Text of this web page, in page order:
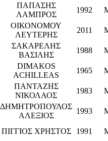
ΠΑΠΑΣΗΣ
ΛΑΜΠΡΟΣ
1992
ΟΙΚΟΝΟΜΟΥ
ΛΕΥΤΕΡΗΣ
2011
ΣΑΚΑΡΕΛΗΣ
ΒΑΣΙΛΗΣ
1988
DIMAKOS
ACHILLEAS
1965
ΠΑΝΤΑΖΗΣ
ΝΙΚΟΛΑΟΣ
1983
ΔΗΜΗΤΡΟΠΟΥΛΟΣ
ΑΛΕΞΙΟΣ
1993
ΠΙΓΓΙΟΣ ΧΡΗΣΤΟΣ 1991